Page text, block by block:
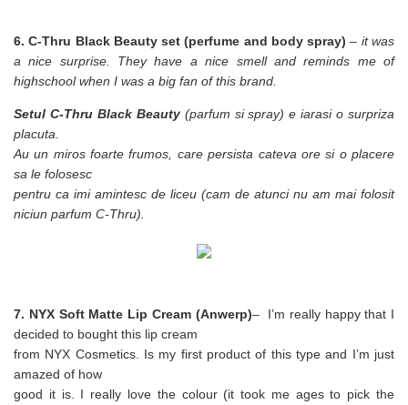
6. C-Thru Black Beauty set (perfume and body spray) – it was
a nice surprise. They have a nice smell and reminds me of
highschool when I was a big fan of this brand.
Setul C-Thru Black Beauty(parfum si spray) e iarasi o surpriza
placuta.
Au un miros foarte frumos, care persista cateva ore si o placere
sa le folosesc
pentru ca imi amintesc de liceu (cam de atunci nu am mai folosit
niciun parfum C-Thru).
7. NYX Soft Matte Lip Cream (Anwerp)– I’m really happy that I
decided to bought this lip cream
from NYX Cosmetics. Is my first product of this type and I’m just
amazed of how
good it is. I really love the colour (it took me ages to pick the